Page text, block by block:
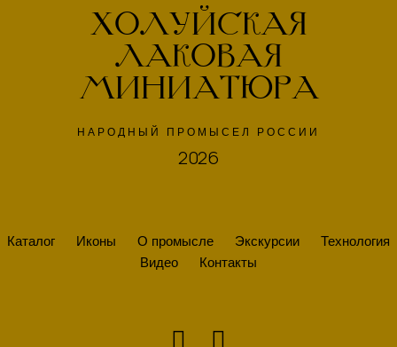
ХОЛУЙСКАЯ
ЛАКОВАЯ
МИНИАТЮРА
НАРОДНЫЙ ПРОМЫСЕЛ РОССИИ
2026
Каталог Иконы О промысле Экскурсии
Технология
Видео
Контакты